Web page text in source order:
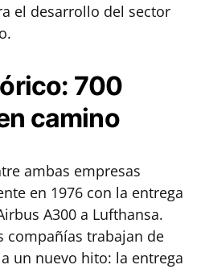
el desarrollo del sector
700
camino
ambas empresas
en 1976 con la entrega
A300 a Lufthansa.
compañías trabajan de
un nuevo hito: la entrega